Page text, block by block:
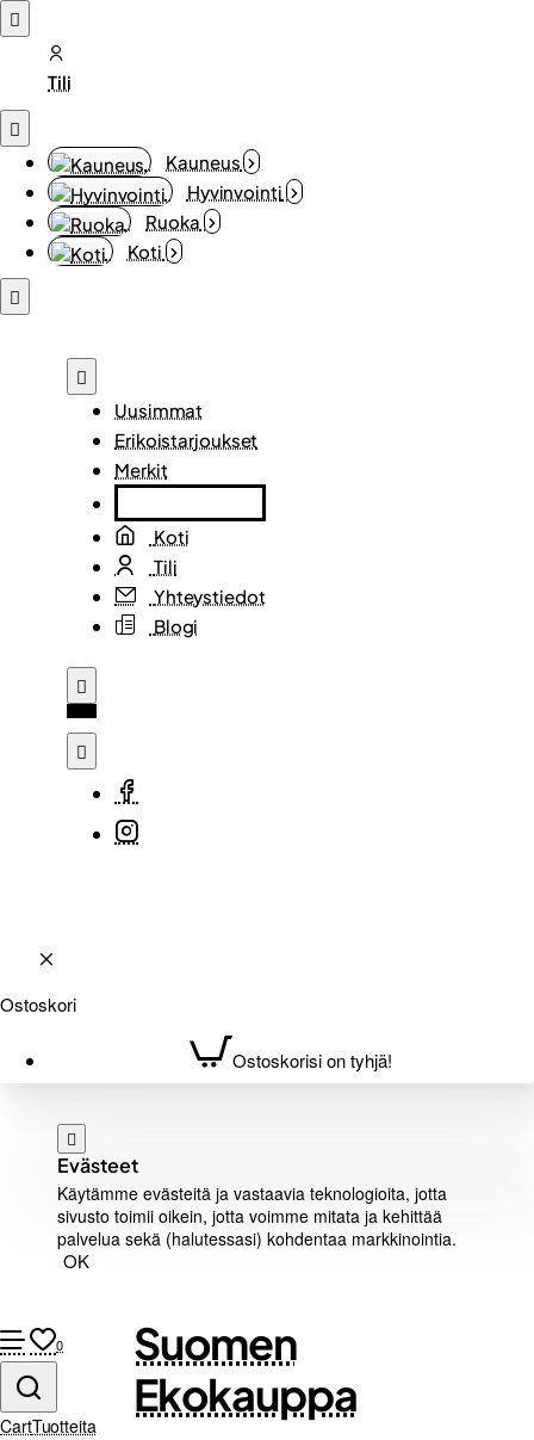
Tili
Kauneus
Hyvinvointi
Ruoka
Koti
Uusimmat
Erikoistarjoukset
Merkit
Koti
Tili
Yhteystiedot
Blogi
Ostoskori
Ostoskorisi on tyhjä!
Evästeet
Käytämme evästeitä ja vastaavia teknologioita, jotta
sivusto toimii oikein, jotta voimme mitata ja kehittää
palvelua sekä (halutessasi) kohdentaa markkinointia.
OK
Suomen
Ekokauppa
0
CartTuotteita